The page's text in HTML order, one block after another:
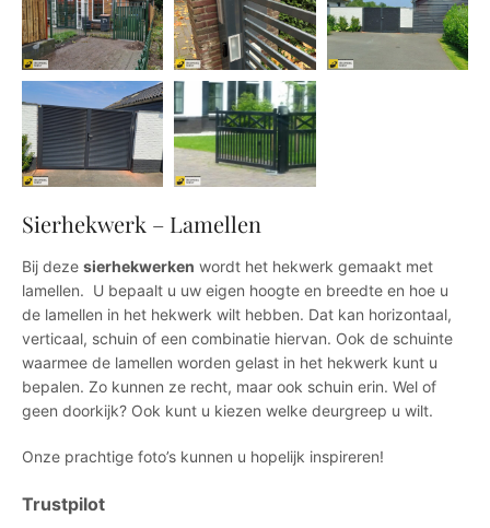
Sierhekwerk – Lamellen
Bij deze sierhekwerken wordt het hekwerk gemaakt met
lamellen. U bepaalt u uw eigen hoogte en breedte en hoe u
de lamellen in het hekwerk wilt hebben. Dat kan horizontaal,
verticaal, schuin of een combinatie hiervan. Ook de schuinte
waarmee de lamellen worden gelast in het hekwerk kunt u
bepalen. Zo kunnen ze recht, maar ook schuin erin. Wel of
geen doorkijk? Ook kunt u kiezen welke deurgreep u wilt.
Onze prachtige foto’s kunnen u hopelijk inspireren!
Trustpilot